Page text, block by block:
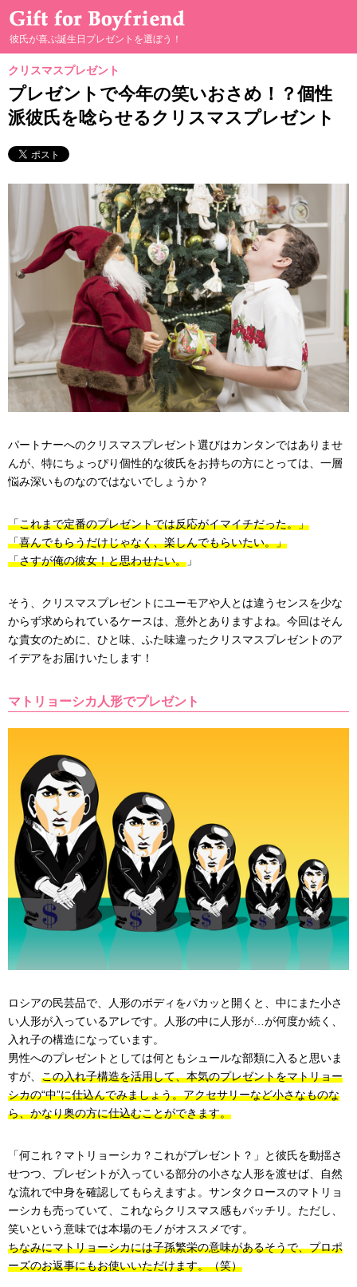
彼氏が喜ぶ誕生日プレゼントを選ぼう！
彼が喜ぶプレゼント選び
男の本音
プレゼントの渡し方
手作りプレゼント
二人の親密度別プレゼント
二人のプレゼントヒストリー
クリスマスプレゼント
プレゼントで今年の笑いおさめ！？個性
派彼氏を唸らせるクリスマスプレゼント
パートナーへのクリスマスプレゼント選びはカンタンではありませ
んが、特にちょっぴり個性的な彼氏をお持ちの方にとっては、一層
悩み深いものなのではないでしょうか？
「これまで定番のプレゼントでは反応がイマイチだった。」
「喜んでもらうだけじゃなく、楽しんでもらいたい。」
「さすが俺の彼女！と思わせたい。 」
そう、クリスマスプレゼントにユーモアや人とは違うセンスを少な
からず求められているケースは、意外とありますよね。今回はそん
な貴女のために、ひと味、ふた味違ったクリスマスプレゼントのア
イデアをお届けいたします！
マトリョーシカ人形でプレゼント
ロシアの民芸品で、人形のボディをパカッと開くと、中にまた小さ
い人形が入っているアレです。人形の中に人形が…が何度か続く、
入れ子の構造になっています。
男性へのプレゼントとしては何ともシュールな部類に入ると思いま
すが、 この入れ子構造を活用して、本気のプレゼントをマトリョー
シカの“中”に仕込んでみましょう。アクセサリーなど小さなものな
ら、かなり奥の方に仕込むことができます。
「何これ？マトリョーシカ？これがプレゼント？」と彼氏を動揺さ
せつつ、プレゼントが入っている部分の小さな人形を渡せば、自然
な流れで中身を確認してもらえますよ。サンタクロースのマトリョ
ーシカも売っていて、これならクリスマス感もバッチリ。ただし、
笑いという意味では本場のモノがオススメです。
ちなみにマトリョーシカには子孫繁栄の意味があるそうで、プロポ
ーズのお返事にもお使いいただけます。（笑）